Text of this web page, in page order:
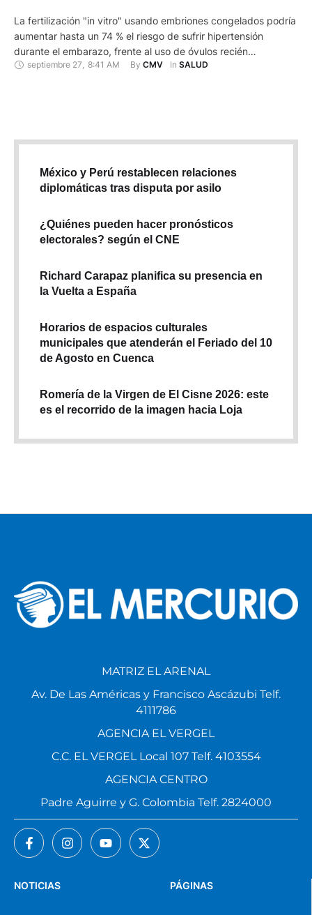
La fertilización "in vitro" usando embriones congelados podría
aumentar hasta un 74 % el riesgo de sufrir hipertensión
durante el embarazo, frente al uso de óvulos recién
fertilizados o a los embarazos tradicionales, según un estudio
septiembre 27 8:41 AM By CMV In SALUD
México y Perú restablecen relaciones
diplomáticas tras disputa por asilo
¿Quiénes pueden hacer pronósticos
electorales? según el CNE
Richard Carapaz planifica su presencia en
la Vuelta a España
Horarios de espacios culturales
municipales que atenderán el Feriado del 10
de Agosto en Cuenca
Romería de la Virgen de El Cisne 2026: este
es el recorrido de la imagen hacia Loja
PÁGINAS
NOTICIAS
MATRIZ EL ARENAL
Av. De Las Américas y Francisco Ascázubi Telf.
4111786
AGENCIA EL VERGEL
C.C. EL VERGEL Local 107 Telf. 4103554
AGENCIA CENTRO
Padre Aguirre y G. Colombia Telf. 2824000